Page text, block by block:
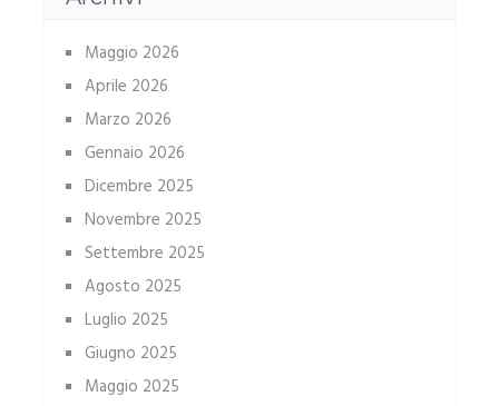
Maggio 2026
Aprile 2026
Marzo 2026
Gennaio 2026
Dicembre 2025
Novembre 2025
Settembre 2025
Agosto 2025
Luglio 2025
Giugno 2025
Maggio 2025